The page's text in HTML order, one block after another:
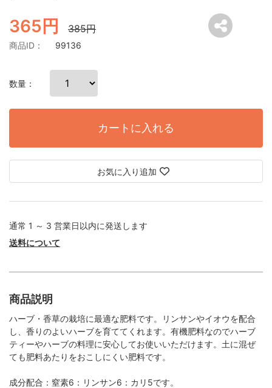
365円 385円
商品ID： 99136
数量：
カートに入れる
お気に入り追加
通常 1 ～ 3 営業日以内に発送します
送料について
商品説明
ハーブ・香草の栽培に最適な肥料です。リンサンやイオウを配合
し、香りのよいハーブを育ててくれます。有機肥料なのでハーブ
ティーやハーブの料理に安心してお使いいただけます。土に混ぜ
ても肥料あたりをおこしにくい肥料です。
成分配合：窒素6：リンサン6：カリ5です。